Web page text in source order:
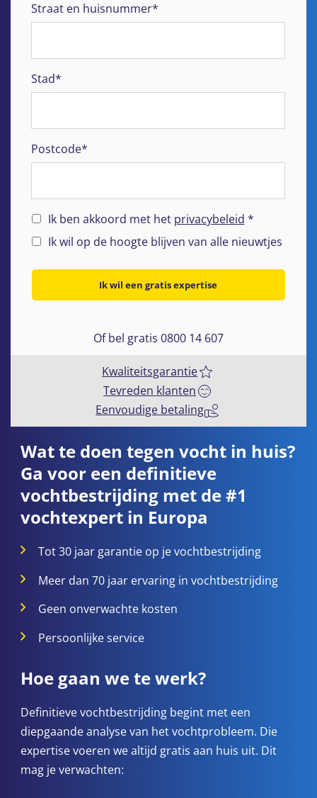
Straat en huisnummer*
Stad*
Postcode*
Ik ben akkoord met het privacybeleid *
Ik wil op de hoogte blijven van alle nieuwtjes
Ik wil een gratis expertise
Of bel gratis 0800 14 607
Kwaliteitsgarantie
Tevreden klanten
Eenvoudige betaling
Wat te doen tegen vocht in huis?
Ga voor een definitieve
vochtbestrijding met de #1
vochtexpert in Europa
Tot 30 jaar garantie op je vochtbestrijding
Meer dan 70 jaar ervaring in vochtbestrijding
Geen onverwachte kosten
Persoonlijke service
Hoe gaan we te werk?
Definitieve vochtbestrijding begint met een
diepgaande analyse van het vochtprobleem. Die
expertise voeren we altijd gratis aan huis uit. Dit
mag je verwachten: